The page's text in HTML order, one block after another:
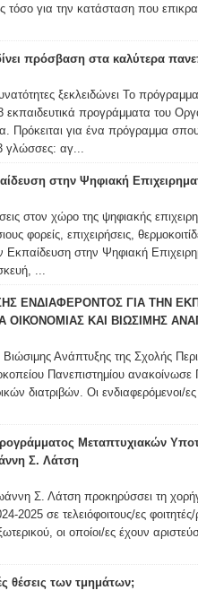
τόσο για την κατάσταση που
πρόσβαση στα καλύτερα
ξεκλειδώνει Το
εκπαιδευτικά προγράμματα του
Πρόκειται για ένα πρόγραμμα
γλώσσες: αγ...
στην Ψηφιακή
στον χώρο της ψηφιακής
φορείς, επιχειρήσεις,
Εκπαίδευση στην Ψηφιακή
...
ΕΝΔΙΑΦΕΡΟΝΤΟΣ ΓΙΑ ΤΗΝ
ΟΙΚΟΝΟΜΙΑΣ ΚΑΙ ΒΙΩΣΙΜΗΣ
Ανάπτυξης της Σχολής
Πανεπιστημίου
διατριβών. Οι ενδιαφερόμενοι/
Μεταπτυχιακών
Σ. Λάτση
Σ. Λάτση προκηρύσσει τη
2025 σε τελειόφοιτους/ες
οι οποίοι/ες έχουν
θέσεις των τμημάτων;